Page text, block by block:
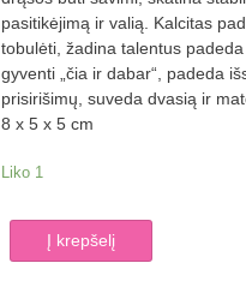
pasitikėjimą ir valią. Kalcitas
tobulėti, žadina talentus
gyventi „čia ir dabar“, padeda
prisirišimų, suveda dvasią ir
8 x 5 x 5 cm
Liko 1
produkto
kiekis:
Į krepšelį